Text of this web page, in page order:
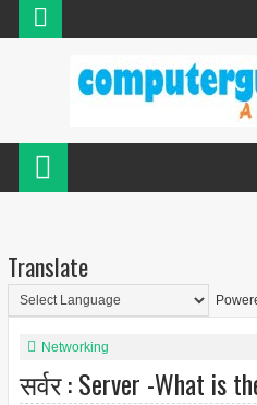
Translate
Networking
सर्वर : Server -What is